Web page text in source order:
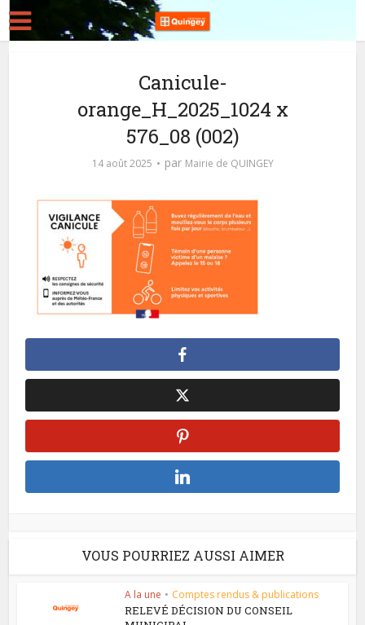
Canicule-
orange_H_2025_1024 x
576_08 (002)
14 août 2025 par Mairie de QUINGEY
VOUS POURRIEZ AUSSI AIMER
A la une • Comptes rendus & publications
RELEVÉ DÉCISION DU CONSEIL